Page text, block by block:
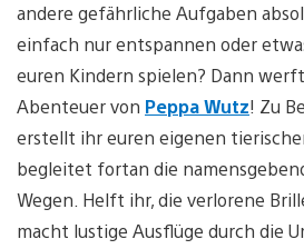
andere gefährliche Aufgaben
einfach nur entspannen oder
euren Kindern spielen? Dann
Abenteuer von Peppa Wutz! Zu
erstellt ihr euren eigenen
begleitet fortan die
Wegen. Helft ihr, die verlorene
macht lustige Ausflüge durch die